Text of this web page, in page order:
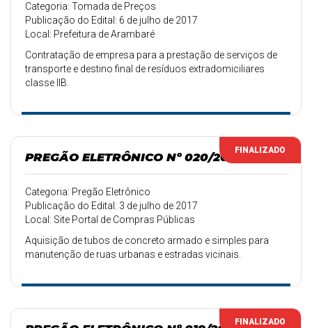
Categoria: Tomada de Preços
Publicação do Edital: 6 de julho de 2017
Local: Prefeitura de Arambaré
Contratação de empresa para a prestação de serviços de
transporte e destino final de resíduos extradomiciliares
classe IIB.
FINALIZADO
PREGÃO ELETRÔNICO Nº 020/2017
Categoria: Pregão Eletrônico
Publicação do Edital: 3 de julho de 2017
Local: Site Portal de Compras Públicas
Aquisição de tubos de concreto armado e simples para
manutenção de ruas urbanas e estradas vicinais.
FINALIZADO